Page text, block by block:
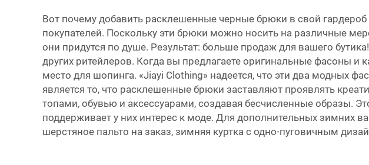
Вот почему добавить расклешенные черные брюки в свой
покупателей. Поскольку эти брюки можно носить на различные
они придутся по душе. Результат: больше продаж для вашего
других ритейлеров. Когда вы предлагаете оригинальные фасоны
место для шопинга. «Jiayi Clothing» надеется, что эти два модных
является то, что расклешенные брюки заставляют проявлять
топами, обувью и аксессуарами, создавая бесчисленные образы.
поддерживает у них интерес к моде. Для дополнительных зимних
шерстяное пальто на заказ, зимняя куртка с одно-пуговичным